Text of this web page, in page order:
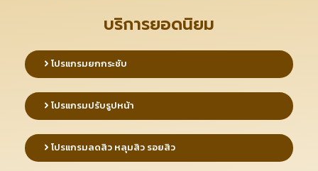
บริการยอดนิยม
โปรแกรมยกกระชับ
โปรแกรมปรับรูปหน้า
โปรแกรมลดสิว หลุมสิว รอยสิว